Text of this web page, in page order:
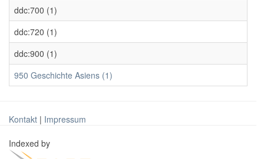
ddc:700 (1)
ddc:720 (1)
ddc:900 (1)
950 Geschichte Asiens (1)
Kontakt | Impressum
Indexed by